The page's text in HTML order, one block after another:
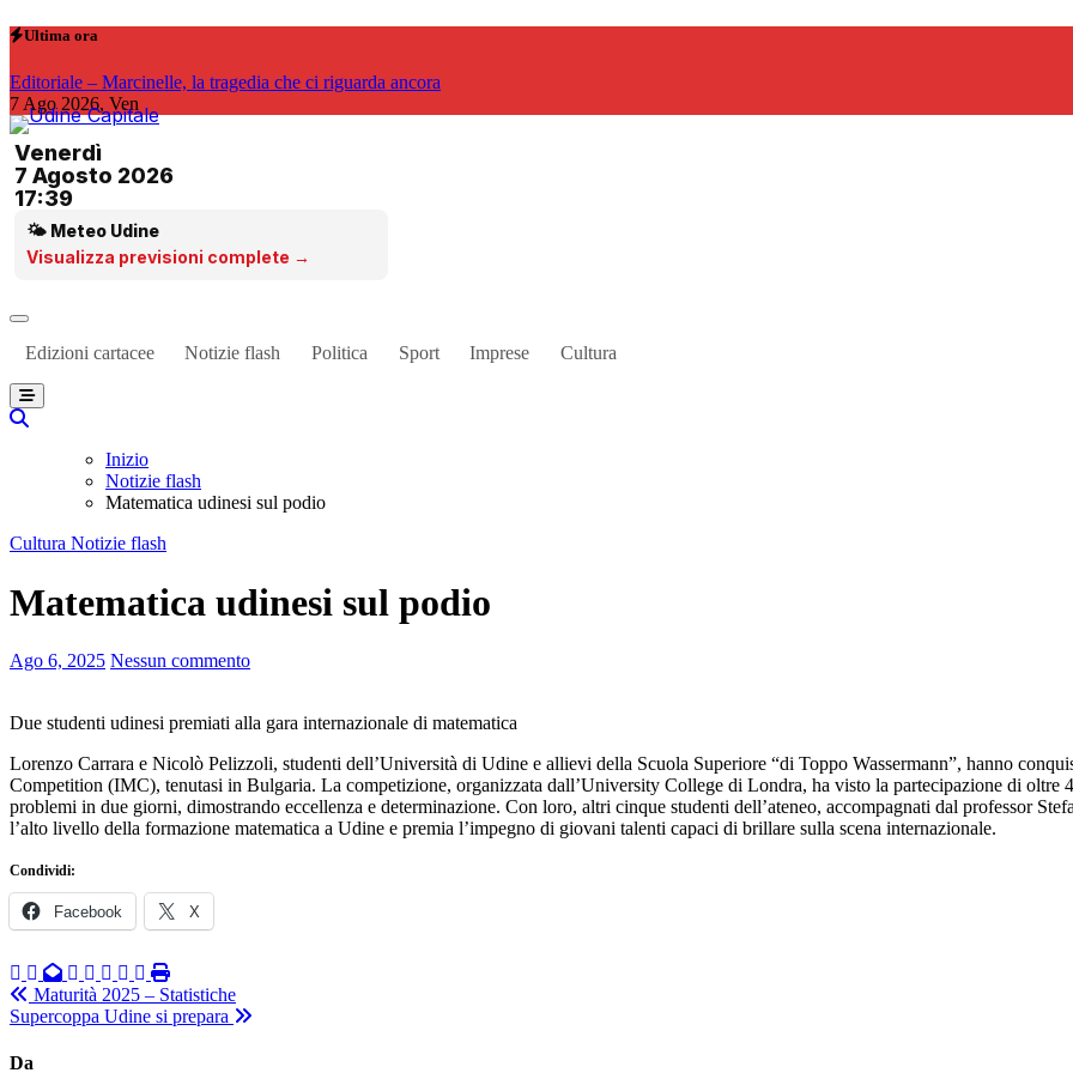
Salta
contenuto
Ultima ora
Editoriale – Marcinelle, la tragedia che ci riguarda ancora
7 Ago 2026, Ven
Venerdì
7 Agosto 2026
17:39
🌤 Meteo Udine
Visualizza previsioni complete →
Edizioni cartacee Notizie flash Politica Sport Imprese Cultura
Inizio
Notizie flash
Matematica udinesi sul podio
Cultura Notizie flash
Matematica udinesi sul podio
Ago 6, 2025 Nessun commento
Due studenti udinesi premiati alla gara internazionale di matematica
Lorenzo Carrara e Nicolò Pelizzoli, studenti dell’Università di Udine e allievi della Scuola Superiore “di Toppo Wassermann”, hanno
Competition (IMC), tenutasi in Bulgaria. La competizione, organizzata dall’University College di Londra, ha visto la partecipazione di
problemi in due giorni, dimostrando eccellenza e determinazione. Con loro, altri cinque studenti dell’ateneo, accompagnati dal professor
l’alto livello della formazione matematica a Udine e premia l’impegno di giovani talenti capaci di brillare sulla scena internazionale.
Condividi:
Facebook X
Navigazione
articoli
Maturità 2025 – Statistiche
Supercoppa Udine si prepara
Da